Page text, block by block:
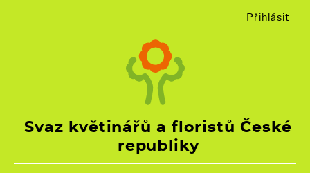
Svaz květinářů a floristů České
republiky
Přihlásit